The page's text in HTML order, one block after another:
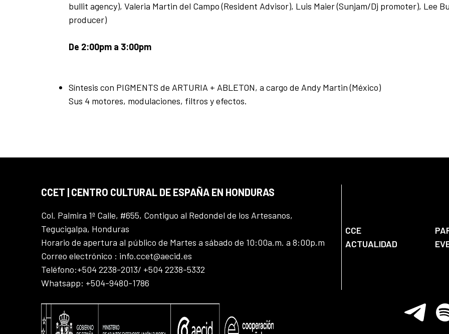
bullit agency), Valeria Martin del Campo (Resident Advisor), Luis Maier (Sunjam/Dj promoter), Lee
producer)
De 2:00pm a 3:00pm
Síntesis con PIGMENTS de ARTURIA + ABLETON, a cargo de Andy Martin (México)
Sus 4 motores, modulaciones, filtros y efectos.
CCET | CENTRO CULTURAL DE ESPAÑA EN HONDURAS
Col. Palmira 1ª Calle, #655, Contiguo al Redondel de los Artesanos,
Tegucigalpa, Honduras
Horario de apertura al público de Martes a sábado de 10:00a.m. a 8:00p.m
Correo electrónico : info.ccet@aecid.es
Teléfono:+504 2238-2013/ +504 2238-5332
Whatsapp: +504-9480-1786
CCE
ACTUALIDAD
Telegram